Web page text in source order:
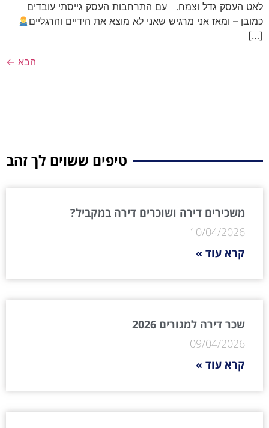
לאט העסק גדל וצמח. עם התרחבות העסק גייסתי עובדים
כמובן – ומאז אני מרגיש שאני לא מוצא את הידיים והרגליים
[…]
הבא ←
טיפים ששוים לך זהב
משכירים דירה ושוכרים דירה במקביל?
10/04/2026
קרא עוד »
שכר דירה למגורים 2026
09/04/2026
קרא עוד »